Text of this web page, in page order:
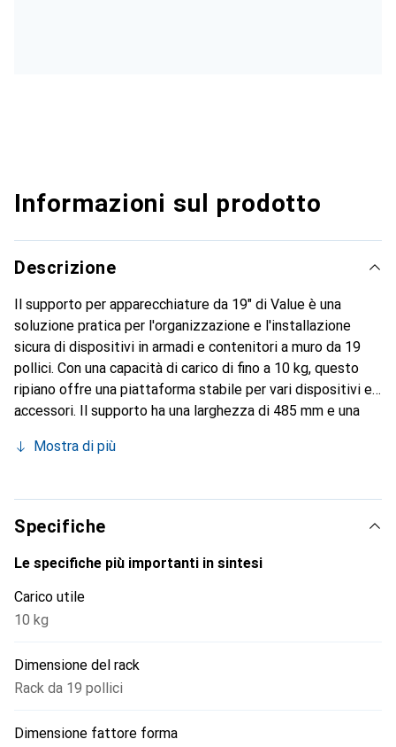
Informazioni sul prodotto
Descrizione
Il supporto per apparecchiature da 19" di Value è una
soluzione pratica per l'organizzazione e l'installazione
sicura di dispositivi in armadi e contenitori a muro da 19
pollici. Con una capacità di carico di fino a 10 kg, questo
ripiano offre una piattaforma stabile per vari dispositivi e
accessori. Il supporto ha una larghezza di 485 mm e una
standard. La costruzione in materiale robusto garantisce
gradevole. Il supporto viene fornito con viti di fissaggio,
facilitando l'installazione. È adatto per armadi e
contenitori a muro con una profondità di almeno 400 mm e
soddisfa i requisiti per accessori moderni per armadi
Mostra di più
Specifiche
Le specifiche più importanti in sintesi
Carico utile
10 kg
Dimensione del rack
Rack da 19 pollici
Dimensione fattore forma